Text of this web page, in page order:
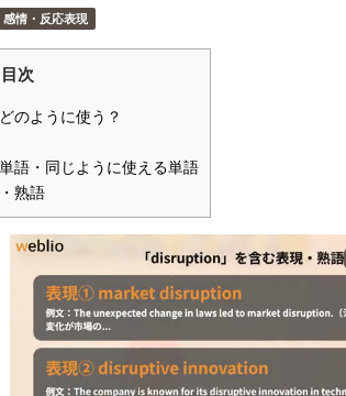
感情・反応表現
目次
のように使う？
語・同じように使える単語
熟語